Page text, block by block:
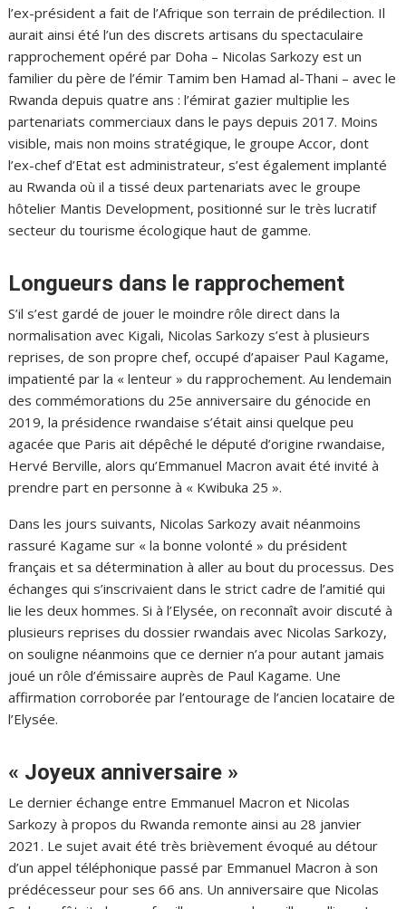
l’ex-président a fait de l’Afrique son terrain de prédilection. Il
aurait ainsi été l’un des discrets artisans du spectaculaire
rapprochement opéré par Doha – Nicolas Sarkozy est un
familier du père de l’émir Tamim ben Hamad al-Thani – avec le
Rwanda depuis quatre ans : l’émirat gazier multiplie les
partenariats commerciaux dans le pays depuis 2017. Moins
visible, mais non moins stratégique, le groupe Accor, dont
l’ex-chef d’Etat est administrateur, s’est également implanté
au Rwanda où il a tissé deux partenariats avec le groupe
hôtelier Mantis Development, positionné sur le très lucratif
secteur du tourisme écologique haut de gamme.
Longueurs dans le rapprochement
S’il s’est gardé de jouer le moindre rôle direct dans la
normalisation avec Kigali, Nicolas Sarkozy s’est à plusieurs
reprises, de son propre chef, occupé d’apaiser Paul Kagame,
impatienté par la « lenteur » du rapprochement. Au lendemain
des commémorations du 25e anniversaire du génocide en
2019, la présidence rwandaise s’était ainsi quelque peu
agacée que Paris ait dépêché le député d’origine rwandaise,
Hervé Berville, alors qu’Emmanuel Macron avait été invité à
prendre part en personne à « Kwibuka 25 ».
Dans les jours suivants, Nicolas Sarkozy avait néanmoins
rassuré Kagame sur « la bonne volonté » du président
français et sa détermination à aller au bout du processus. Des
échanges qui s’inscrivaient dans le strict cadre de l’amitié qui
lie les deux hommes. Si à l’Elysée, on reconnaît avoir discuté à
plusieurs reprises du dossier rwandais avec Nicolas Sarkozy,
on souligne néanmoins que ce dernier n’a pour autant jamais
joué un rôle d’émissaire auprès de Paul Kagame. Une
affirmation corroborée par l’entourage de l’ancien locataire de
l’Elysée.
« Joyeux anniversaire »
Le dernier échange entre Emmanuel Macron et Nicolas
Sarkozy à propos du Rwanda remonte ainsi au 28 janvier
2021. Le sujet avait été très brièvement évoqué au détour
d’un appel téléphonique passé par Emmanuel Macron à son
prédécesseur pour ses 66 ans. Un anniversaire que Nicolas